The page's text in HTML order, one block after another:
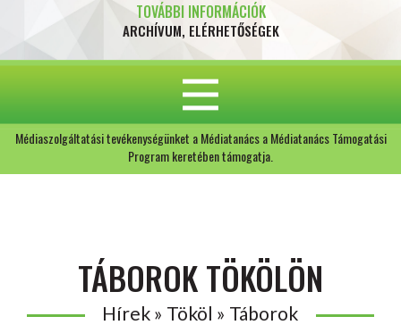
TOVÁBBI INFORMÁCIÓK
ARCHÍVUM, ELÉRHETŐSÉGEK
Médiaszolgáltatási tevékenységünket a Médiatanács a Médiatanács Támogatási
Program keretében támogatja.
TÁBOROK TÖKÖLÖN
Hírek » Tököl » Táborok